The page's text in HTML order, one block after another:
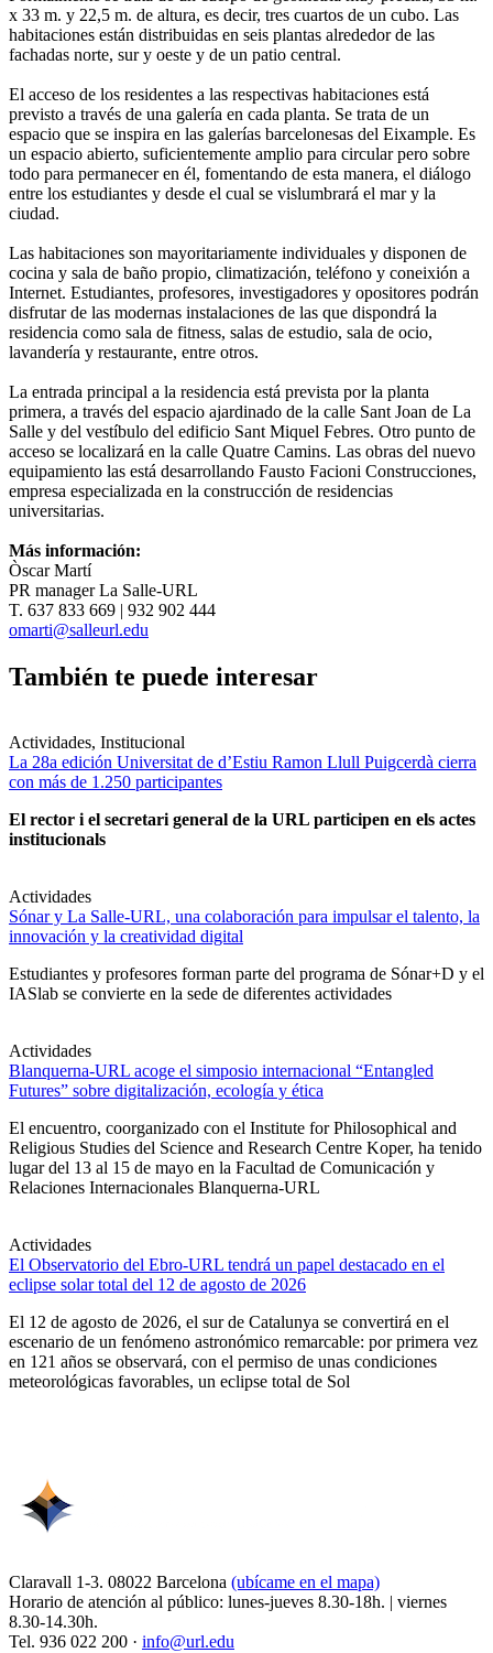
x 33 m. y 22,5 m. de altura, es decir, tres cuartos de un cubo. Las
habitaciones están distribuidas en seis plantas alrededor de las
fachadas norte, sur y oeste y de un patio central.
El acceso de los residentes a las respectivas habitaciones está
previsto a través de una galería en cada planta. Se trata de un
espacio que se inspira en las galerías barcelonesas del Eixample. Es
un espacio abierto, suficientemente amplio para circular pero sobre
todo para permanecer en él, fomentando de esta manera, el diálogo
entre los estudiantes y desde el cual se vislumbrará el mar y la
ciudad.
Las habitaciones son mayoritariamente individuales y disponen de
cocina y sala de baño propio, climatización, teléfono y coneixión a
Internet. Estudiantes, profesores, investigadores y opositores podrán
disfrutar de las modernas instalaciones de las que dispondrá la
residencia como sala de fitness, salas de estudio, sala de ocio,
lavandería y restaurante, entre otros.
La entrada principal a la residencia está prevista por la planta
primera, a través del espacio ajardinado de la calle Sant Joan de La
Salle y del vestíbulo del edificio Sant Miquel Febres. Otro punto de
acceso se localizará en la calle Quatre Camins. Las obras del nuevo
equipamiento las está desarrollando Fausto Facioni Construcciones,
empresa especializada en la construcción de residencias
universitarias.
Más información:
Òscar Martí
PR manager La Salle-URL
T. 637 833 669 | 932 902 444
omarti@salleurl.edu
También te puede interesar
Actividades, Institucional
La 28a edición Universitat de d’Estiu Ramon Llull Puigcerdà cierra
con más de 1.250 participantes
El rector i el secretari general de la URL participen en els actes
institucionals
Actividades
Sónar y La Salle-URL, una colaboración para impulsar el talento, la
innovación y la creatividad digital
Estudiantes y profesores forman parte del programa de Sónar+D y el
IASlab se convierte en la sede de diferentes actividades
Actividades
Blanquerna-URL acoge el simposio internacional “Entangled
Futures” sobre digitalización, ecología y ética
El encuentro, coorganizado con el Institute for Philosophical and
Religious Studies del Science and Research Centre Koper, ha tenido
lugar del 13 al 15 de mayo en la Facultad de Comunicación y
Relaciones Internacionales Blanquerna-URL
Actividades
El Observatorio del Ebro-URL tendrá un papel destacado en el
eclipse solar total del 12 de agosto de 2026
El 12 de agosto de 2026, el sur de Catalunya se convertirá en el
escenario de un fenómeno astronómico remarcable: por primera vez
en 121 años se observará, con el permiso de unas condiciones
meteorológicas favorables, un eclipse total de Sol
Claravall 1-3. 08022 Barcelona (ubícame en el mapa)
Horario de atención al público: lunes-jueves 8.30-18h. | viernes
8.30-14.30h.
Tel. 936 022 200 · info@url.edu